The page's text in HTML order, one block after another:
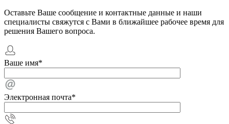
Оставьте Ваше сообщение и контактные данные и наши
специалисты свяжутся с Вами в ближайшее рабочее время для
решения Вашего вопроса.
Ваше имя*
Электронная почта*